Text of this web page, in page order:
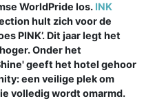
WorldPride los. INK
hult zich voor de
PINK’. Dit jaar legt het
Onder het
geeft het hotel gehoor
een veilige plek om
volledig wordt omarmd.